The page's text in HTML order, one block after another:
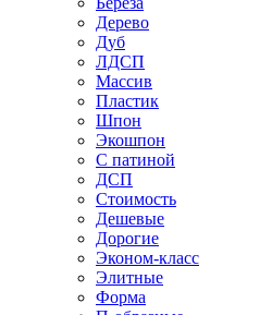
Дерево
Дуб
ЛДСП
Массив
Пластик
Шпон
Экошпон
С патиной
ДСП
Стоимость
Дешевые
Дорогие
Эконом-класс
Элитные
Форма